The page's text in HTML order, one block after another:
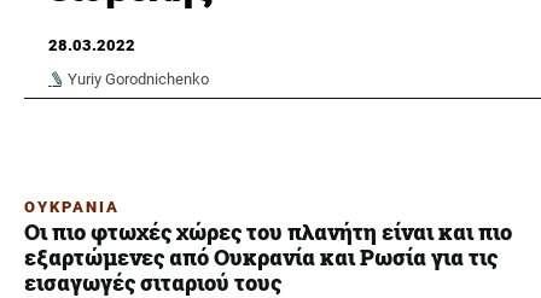
28.03.2022
Yuriy Gorodnichenko
ΟΥΚΡΑΝΙΑ
Οι πιο φτωχές χώρες του πλανήτη είναι και πιο
εξαρτώμενες από Ουκρανία και Ρωσία για τις
εισαγωγές σιταριού τους